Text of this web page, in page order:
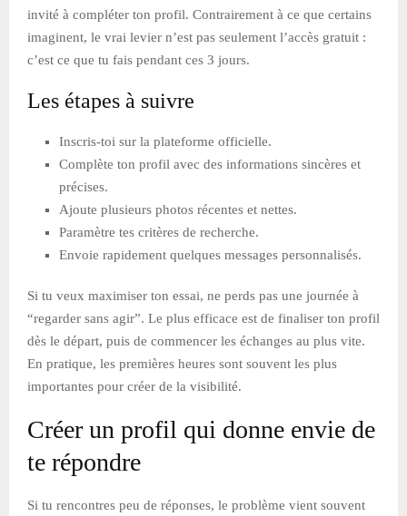
invité à compléter ton profil. Contrairement à ce que certains
imaginent, le vrai levier n’est pas seulement l’accès gratuit :
c’est ce que tu fais pendant ces 3 jours.
Les étapes à suivre
Inscris-toi sur la plateforme officielle.
Complète ton profil avec des informations sincères et
précises.
Ajoute plusieurs photos récentes et nettes.
Paramètre tes critères de recherche.
Envoie rapidement quelques messages personnalisés.
Si tu veux maximiser ton essai, ne perds pas une journée à
“regarder sans agir”. Le plus efficace est de finaliser ton profil
dès le départ, puis de commencer les échanges au plus vite.
En pratique, les premières heures sont souvent les plus
importantes pour créer de la visibilité.
Créer un profil qui donne envie de
te répondre
Si tu rencontres peu de réponses, le problème vient souvent